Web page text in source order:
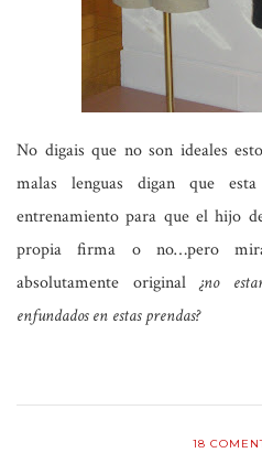
No digais que no son ideales
malas lenguas digan que
entrenamiento para que el hijo
propia firma o no…pero
absolutamente original¿no
enfundados en estas prendas?
18